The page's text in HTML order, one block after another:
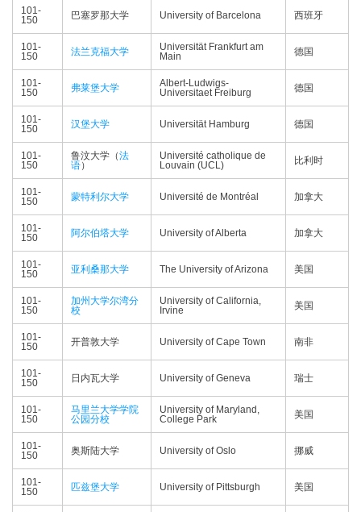
101-
150
巴塞罗那大学 University of Barcelona 西班牙
101-
150
法兰克福大学
Universität Frankfurt am
Main
德国
101-
150
弗莱堡大学
Albert-Ludwigs-
Universitaet Freiburg
德国
101-
150
汉堡大学 Universität Hamburg 德国
101-
150
鲁汶大学（法
语）
Université catholique de
Louvain (UCL)
比利时
101-
150
蒙特利尔大学 Université de Montréal 加拿大
101-
150
阿尔伯塔大学 University of Alberta 加拿大
101-
150
亚利桑那大学 The University of Arizona 美国
101-
150
加州大学尔湾分
校
University of California,
Irvine
美国
101-
150
开普敦大学 University of Cape Town 南非
101-
150
日内瓦大学 University of Geneva 瑞士
101-
150
马里兰大学学院
公园分校
University of Maryland,
College Park
美国
101-
150
奥斯陆大学 University of Oslo 挪威
101-
150
匹兹堡大学 University of Pittsburgh 美国